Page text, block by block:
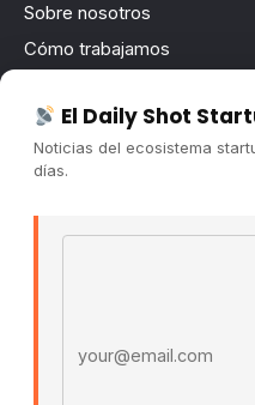
Sobre nosotros
Cómo trabajamos
Contacto
Publicidad
Es La Hora de Aprender ↗
El Daily Shot
Noticias del ecosistema
días.